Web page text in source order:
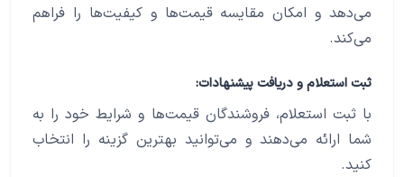
می‌دهد و امکان مقایسه قیمت‌ها و کیفیت‌ها را فراهم
می‌کند.
ثبت استعلام و دریافت پیشنهادات:
با ثبت استعلام، فروشندگان قیمت‌ها و شرایط خود را به
شما ارائه می‌دهند و می‌توانید بهترین گزینه را انتخاب
کنید.